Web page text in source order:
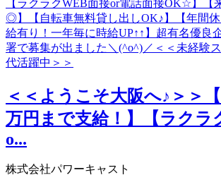
＜＜ようこそ大阪へ♪＞＞
万円まで支給！】【ラクラ
o...
株式会社パワーキャスト